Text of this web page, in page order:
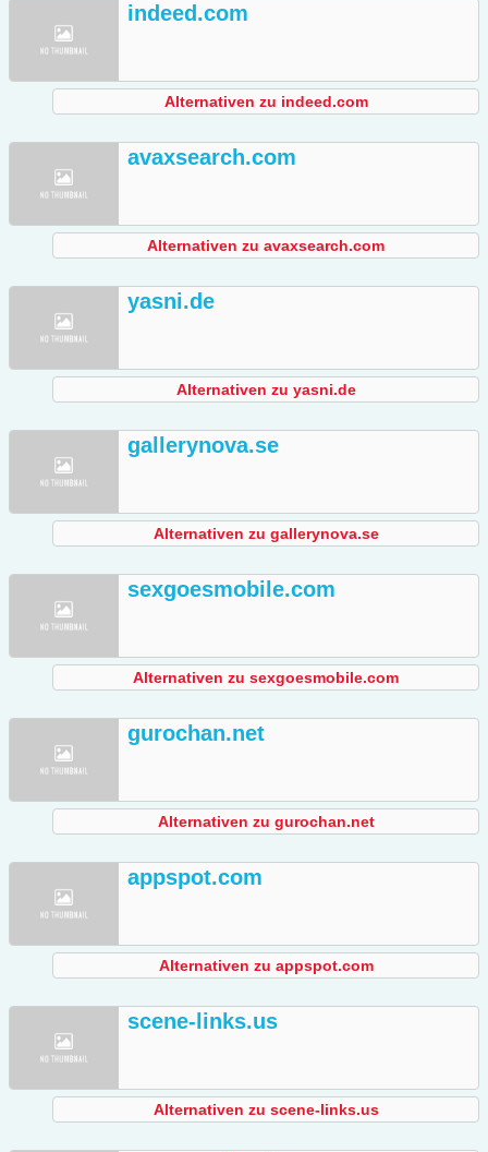
indeed.com
Alternativen zu indeed.com
avaxsearch.com
Alternativen zu avaxsearch.com
yasni.de
Alternativen zu yasni.de
gallerynova.se
Alternativen zu gallerynova.se
sexgoesmobile.com
Alternativen zu sexgoesmobile.com
gurochan.net
Alternativen zu gurochan.net
appspot.com
Alternativen zu appspot.com
scene-links.us
Alternativen zu scene-links.us